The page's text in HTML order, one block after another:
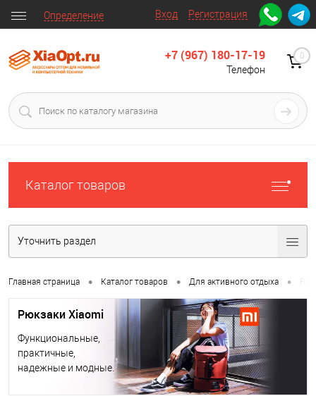
Вход Регистрация
Определение
+7 (967) 180-17-19
Телефон
0
Каталог товаров
Уточнить раздел
Главная страница • Каталог товаров • Для активного отдыха •
Рюкзаки Xiaomi
Функциональные,
практичные,
надежные и модные.